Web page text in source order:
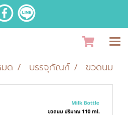
ด บรรจุภัณฑ์ ขวดนม